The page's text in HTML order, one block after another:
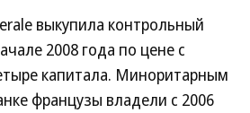
выкупила контрольный
2008 года по цене с
капитала. Миноритарным
французы владели с 2006